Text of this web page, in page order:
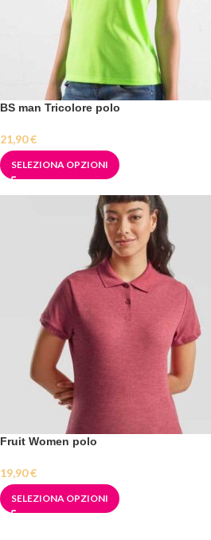
BS man Tricolore polo
21,90€
SELEZIONA OPZIONI
Fruit Women polo
19,90€
SELEZIONA OPZIONI